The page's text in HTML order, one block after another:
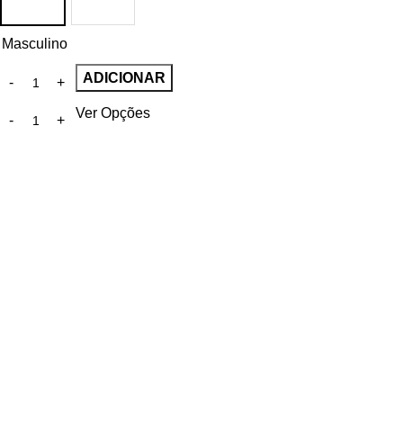
Masculino
ADICIONAR
Ver Opções